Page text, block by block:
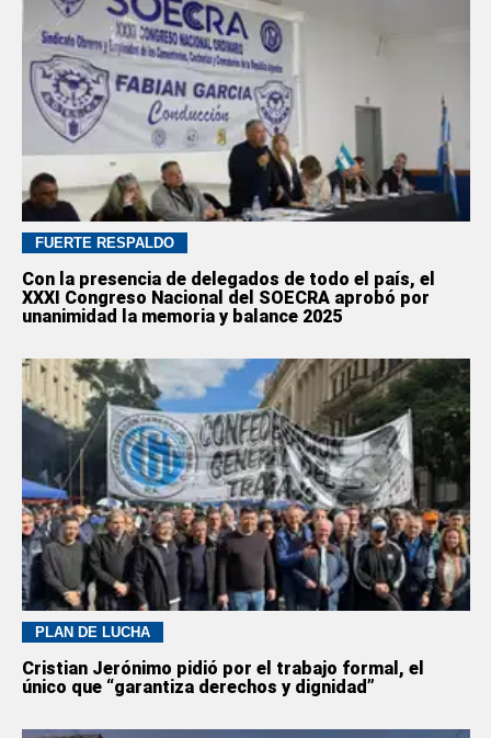
FUERTE RESPALDO
Con la presencia de delegados de todo el país, el
XXXI Congreso Nacional del SOECRA aprobó por
unanimidad la memoria y balance 2025
PLAN DE LUCHA
Cristian Jerónimo pidió por el trabajo formal, el
único que “garantiza derechos y dignidad”